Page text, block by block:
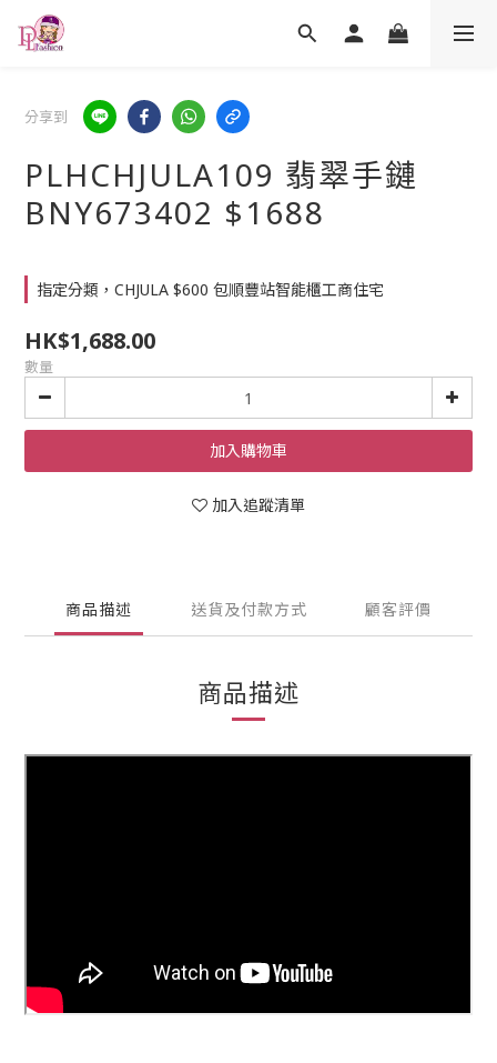
分享到
PLHCHJULA109 翡翠手鏈
BNY673402 $1688
指定分類，CHJULA $600 包順豐站智能櫃工商住宅
HK$1,688.00
數量
加入購物車
加入追蹤清單
商品描述 送貨及付款方式 顧客評價
商品描述